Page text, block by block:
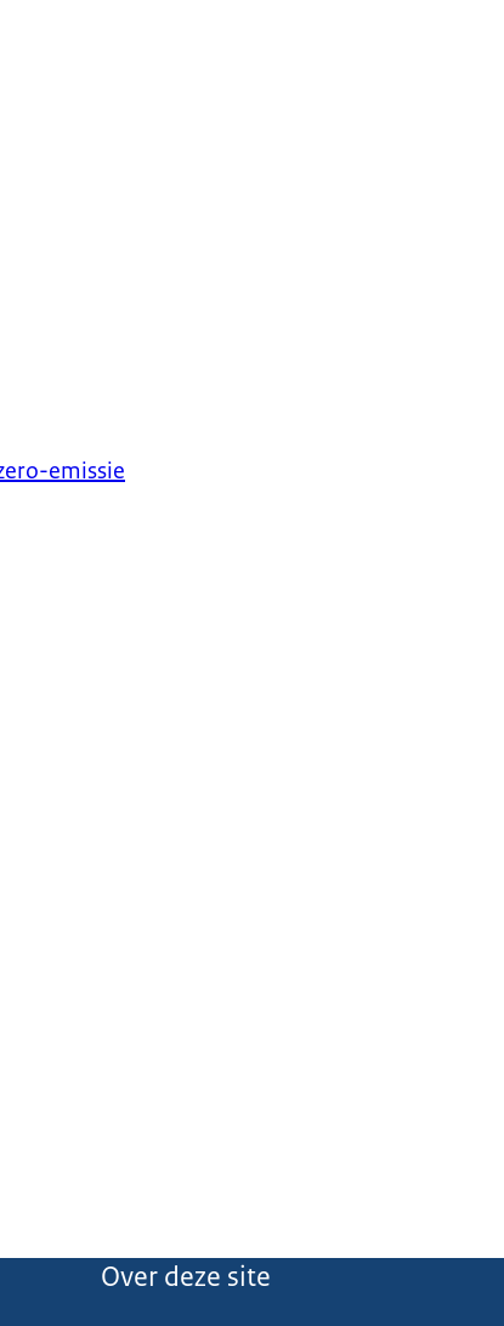
emissie
Over deze site